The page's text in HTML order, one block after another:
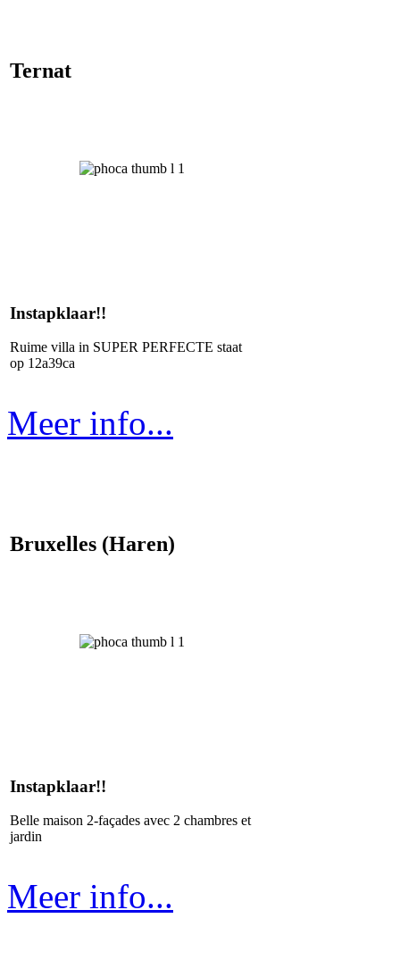
Ternat
Instapklaar!!
Ruime villa in SUPER PERFECTE staat
op 12a39ca
Meer info...
Bruxelles (Haren)
Instapklaar!!
Belle maison 2-façades avec 2 chambres et
jardin
Meer info...